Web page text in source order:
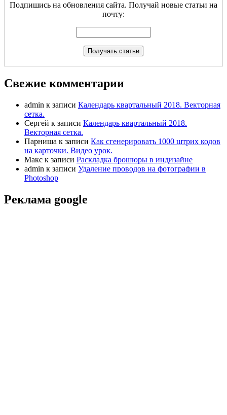
Подпишись на обновления сайта. Получай новые статьи на
почту:
Свежие комментарии
admin к записи Календарь квартальный 2018. Векторная
сетка.
Сергей к записи Календарь квартальный 2018.
Векторная сетка.
Парниша к записи Как сгенерировать 1000 штрих кодов
на карточки. Видео урок.
Макс к записи Раскладка брошюры в индизайне
admin к записи Удаление проводов на фотографии в
Photoshop
Реклама google